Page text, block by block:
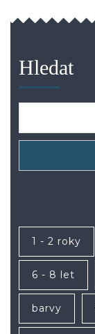
Hledat
1 - 2 roky
6 - 8 let
barvy